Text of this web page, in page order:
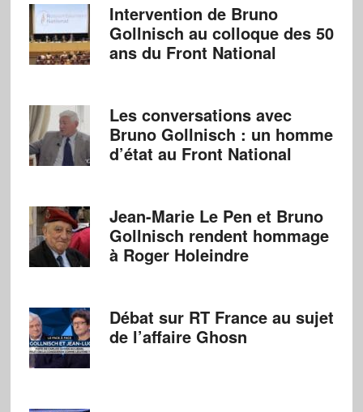
Intervention de Bruno
Gollnisch au colloque des 50
ans du Front National
Les conversations avec
Bruno Gollnisch : un homme
d’état au Front National
Jean-Marie Le Pen et Bruno
Gollnisch rendent hommage
à Roger Holeindre
Débat sur RT France au sujet
de l’affaire Ghosn